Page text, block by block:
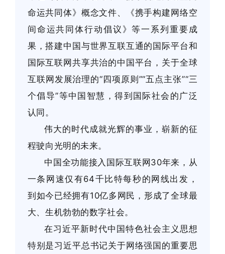
命运共同体》概念文件、《携手构建网络空
间命运共同体行动倡议》等一系列重要成
果，搭建中国与世界互联互通的国际平台和
国际互联网共享共治的中国平台，关于全球
互联网发展治理的“四项原则”“五点主张”“三
个倡导”等中国智慧，得到国际社会的广泛
认同。
伟大的时代成就光辉的事业，崭新的征
程驶向光明的未来。
中国全功能接入国际互联网30年来，从
一条网速仅有64千比特每秒的网线出发，
到如今已经拥有10亿多网民，形成了全球最
大、生机勃勃的数字社会。
在习近平新时代中国特色社会主义思想
特别是习近平总书记关于网络强国的重要思